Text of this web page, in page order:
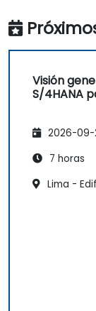
Visión
S/4HANA
2026-09-
7 horas
Lima -